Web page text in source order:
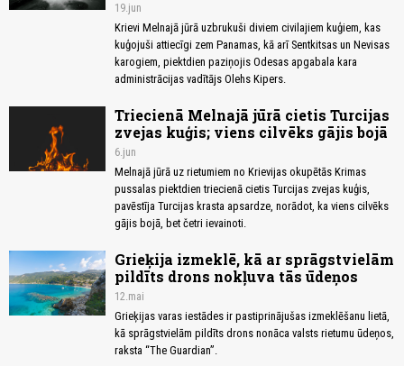
19.jun
Krievi Melnajā jūrā uzbrukuši diviem civilajiem kuģiem, kas
kuģojuši attiecīgi zem Panamas, kā arī Sentkitsas un Nevisas
karogiem, piektdien paziņojis Odesas apgabala kara
administrācijas vadītājs Olehs Kipers.
Triecienā Melnajā jūrā cietis Turcijas
zvejas kuģis; viens cilvēks gājis bojā
6.jun
Melnajā jūrā uz rietumiem no Krievijas okupētās Krimas
pussalas piektdien triecienā cietis Turcijas zvejas kuģis,
pavēstīja Turcijas krasta apsardze, norādot, ka viens cilvēks
gājis bojā, bet četri ievainoti.
Grieķija izmeklē, kā ar sprāgstvielām
pildīts drons nokļuva tās ūdeņos
12.mai
Grieķijas varas iestādes ir pastiprinājušas izmeklēšanu lietā,
kā sprāgstvielām pildīts drons nonāca valsts rietumu ūdeņos,
raksta “The Guardian”.